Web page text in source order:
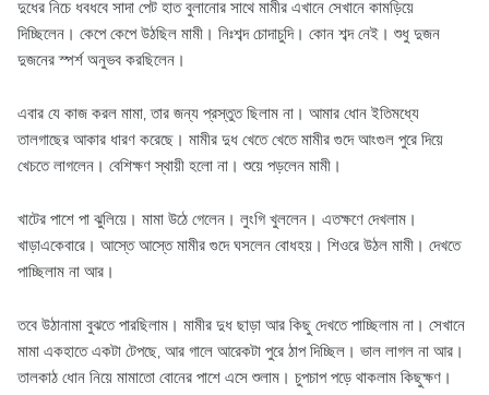
দুধের নিচে ধবধবে সাদা পেট হাত বুলানোর সাথে মামীর এখানে সেখানে কামড়িয়ে
দিচ্ছিলেন। কেপে কেপে উঠছিল মামী। নিঃশব্দ চোদাচুদি। কোন শব্দ নেই। শুধু দুজন
দুজনের স্পর্শ অনুভব করছিলেন।
এবার যে কাজ করল মামা, তার জন্য প্রস্তুত ছিলাম না। আমার ধোন ইতিমধ্যে
তালগাছের আকার ধারণ করেছে। মামীর দুধ খেতে খেতে মামীর গুদে আংগুল পুরে দিয়ে
খেচতে লাগলেন। বেশিক্ষণ স্থায়ী হলো না। শুয়ে পড়লেন মামী।
খাটের পাশে পা ঝুলিয়ে। মামা উঠে গেলেন। লুংগি খুললেন। এতক্ষণে দেখলাম।
খাড়াএকেবারে। আস্তে আস্তে মামীর গুদে ঘসলেন বোধহয়। শিওরে উঠল মামী। দেখতে
পাচ্ছিলাম না আর।
তবে উঠানামা বুঝতে পারছিলাম। মামীর দুধ ছাড়া আর কিছু দেখতে পাচ্ছিলাম না। সেখানে
মামা একহাতে একটা টেপছে, আর গালে আরেকটা পুরে ঠাপ দিচ্ছিল। ভাল লাগল না আর।
তালকাঠ ধোন নিয়ে মামাতো বোনের পাশে এসে শুলাম। চুপচাপ পড়ে থাকলাম কিছুক্ষণ।